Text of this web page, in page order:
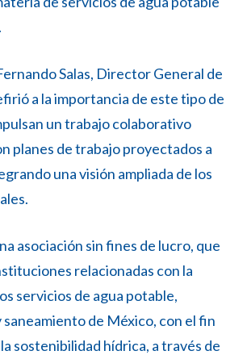
Salas, Director General de
a la importancia de este tipo de
un trabajo colaborativo
planes de trabajo proyectados a
una visión ampliada de los
asociación sin fines de lucro, que
relacionadas con la
servicios de agua potable,
de México, con el fin
sostenibilidad hídrica, a través de